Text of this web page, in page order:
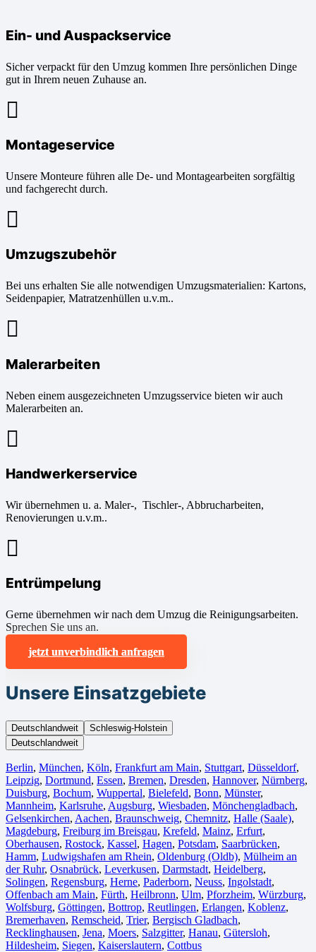
Ein- und Auspackservice
Sicher verpackt für den Umzug kommen Ihre persönlichen Dinge
gut in Ihrem neuen Zuhause an.
Montageservice
Unsere Monteure führen alle De- und Montagearbeiten sorgfältig
und fachgerecht durch.
Umzugszubehör
Bei uns erhalten Sie alle notwendigen Umzugsmaterialien: Kartons,
Seidenpapier, Matratzenhüllen u.v.m..
Malerarbeiten
Neben einem ausgezeichneten Umzugsservice bieten wir auch
Malerarbeiten an.
Handwerkerservice
Wir übernehmen u. a. Maler-, Tischler-, Abbrucharbeiten,
Renovierungen u.v.m..
Entrümpelung
Gerne übernehmen wir nach dem Umzug die Reinigungsarbeiten.
Sprechen Sie uns an.
jetzt unverbindlich anfragen
Unsere Einsatzgebiete
Deutschlandweit
Schleswig-Holstein
Deutschlandweit
Berlin⁠, München, Köln⁠, Frankfurt am Main, Stuttgart, Düsseldorf,
Leipzig, Dortmund, Essen, Bremen, Dresden, Hannover, Nürnberg,
Duisburg⁠, Bochum, Wuppertal⁠, Bielefeld⁠, Bonn⁠, Münster⁠,
Mannheim, Karlsruhe, Augsburg, Wiesbaden⁠, Mönchengladbach⁠,
Gelsenkirchen⁠, Aachen⁠, Braunschweig, Chemnitz⁠, Halle (Saale)⁠,
Magdeburg, Freiburg im Breisgau⁠, Krefeld⁠, Mainz⁠, Erfurt,
Oberhausen⁠, Rostock⁠, Kassel⁠, Hagen, Potsdam, Saarbrücken⁠,
Hamm, Ludwigshafen am Rhein⁠, Oldenburg (Oldb), Mülheim an
der Ruhr, Osnabrück⁠, Leverkusen, Darmstadt⁠, Heidelberg,
Solingen, Regensburg, Herne⁠, Paderborn, Neuss, Ingolstadt,
Offenbach am Main, Fürth⁠, Heilbronn, Ulm⁠, Pforzheim, Würzburg,
Wolfsburg⁠, Göttingen, Bottrop, Reutlingen, Erlangen⁠, Koblenz,
Bremerhaven⁠, Remscheid, Trier⁠, Bergisch Gladbach,
Recklinghausen, Jena⁠, Moers⁠, Salzgitter⁠, Hanau, Gütersloh,
Hildesheim⁠, Siegen⁠, Kaiserslautern⁠, Cottbus⁠